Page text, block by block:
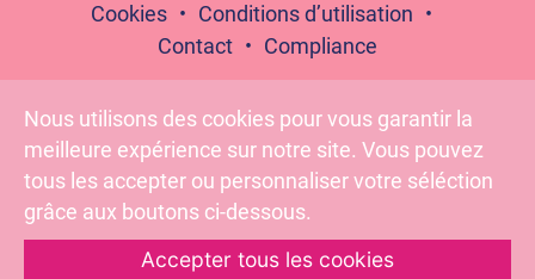
Cookies
Conditions d’utilisation
Contact
Compliance
Pour votre santé, évitez de grignoter entre les repas –
Suivez-nous :
Nous utilisons des cookies pour vous garantir la
meilleure expérience sur notre site. Vous pouvez
tous les accepter ou personnaliser votre séléction
grâce aux boutons ci-dessous.
Accepter tous les cookies